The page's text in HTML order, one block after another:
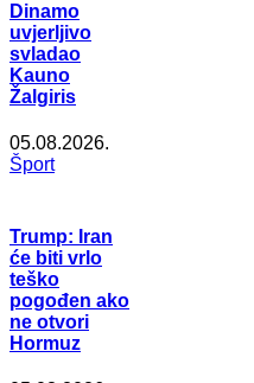
Dinamo
uvjerljivo
svladao
Kauno
Žalgiris
05.08.2026.
Šport
Trump: Iran
će biti vrlo
teško
pogođen ako
ne otvori
Hormuz